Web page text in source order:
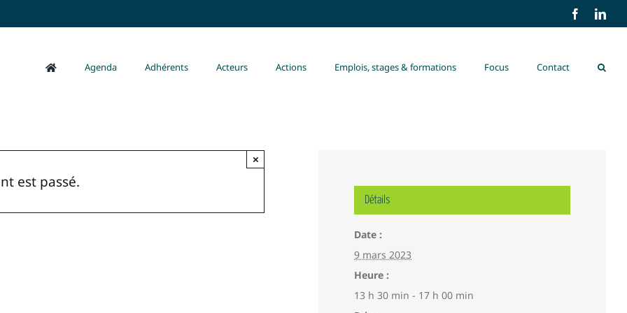
Facebook
Agenda Adhérents Acteurs Actions Emplois, stages & formations Focus Contact
est passé.
×
Détails
Date :
9 mars 2023
Heure :
13 h 30 min - 17 h 00 min